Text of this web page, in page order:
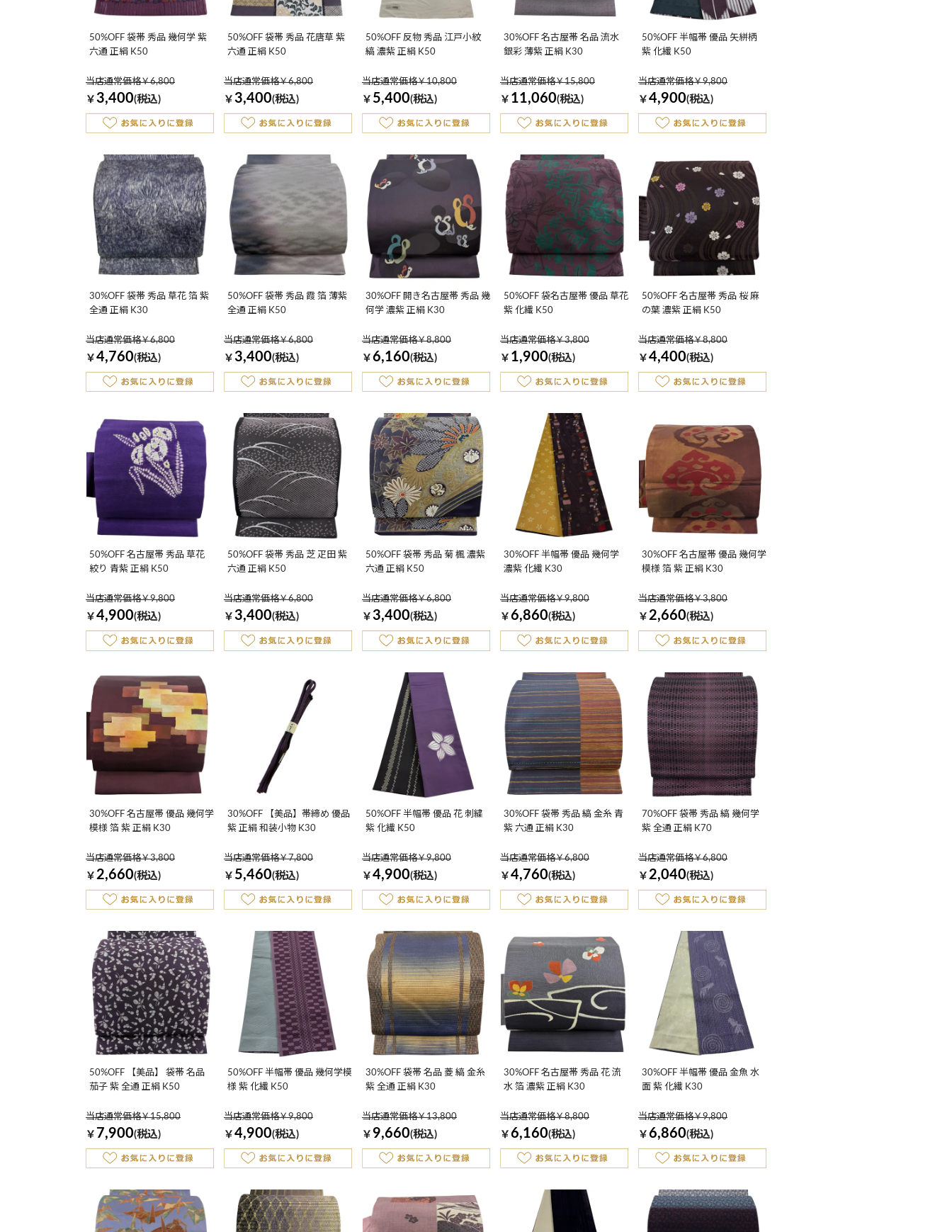
50%OFF 袋帯 秀品 幾何学 紫
六通 正絹 K50
当店通常価格￥6,800
￥ 3,400(税込)
50%OFF 袋帯 秀品 花唐草 紫
六通 正絹 K50
当店通常価格￥6,800
￥ 3,400(税込)
50%OFF 反物 秀品 江戸小紋
縞 濃紫 正絹 K50
当店通常価格￥10,800
￥ 5,400(税込)
30%OFF 名古屋帯 名品 流水
銀彩 薄紫 正絹 K30
当店通常価格￥15,800
￥ 11,060(税込)
50%OFF 半幅帯 優品 矢絣柄
紫 化繊 K50
当店通常価格￥9,800
￥ 4,900(税込)
30%OFF 袋帯 秀品 草花 箔 紫
全通 正絹 K30
当店通常価格￥6,800
￥ 4,760(税込)
50%OFF 袋帯 秀品 霞 箔 薄紫
全通 正絹 K50
当店通常価格￥6,800
￥ 3,400(税込)
30%OFF 開き名古屋帯 秀品 幾
何学 濃紫 正絹 K30
当店通常価格￥8,800
￥ 6,160(税込)
50%OFF 袋名古屋帯 優品 草花
紫 化繊 K50
当店通常価格￥3,800
￥ 1,900(税込)
50%OFF 名古屋帯 秀品 桜 麻
の葉 濃紫 正絹 K50
当店通常価格￥8,800
￥ 4,400(税込)
50%OFF 名古屋帯 秀品 草花
絞り 青紫 正絹 K50
当店通常価格￥9,800
￥ 4,900(税込)
50%OFF 袋帯 秀品 芝 疋田 紫
六通 正絹 K50
当店通常価格￥6,800
￥ 3,400(税込)
50%OFF 袋帯 秀品 菊 楓 濃紫
六通 正絹 K50
当店通常価格￥6,800
￥ 3,400(税込)
30%OFF 半幅帯 優品 幾何学
濃紫 化繊 K30
当店通常価格￥9,800
￥ 6,860(税込)
30%OFF 名古屋帯 優品 幾何学
模様 箔 紫 正絹 K30
当店通常価格￥3,800
￥ 2,660(税込)
30%OFF 名古屋帯 優品 幾何学
模様 箔 紫 正絹 K30
当店通常価格￥3,800
￥ 2,660(税込)
30%OFF 【美品】帯締め 優品
紫 正絹 和装小物 K30
当店通常価格￥7,800
￥ 5,460(税込)
50%OFF 半幅帯 優品 花 刺繍
紫 化繊 K50
当店通常価格￥9,800
￥ 4,900(税込)
30%OFF 袋帯 秀品 縞 金糸 青
紫 六通 正絹 K30
当店通常価格￥6,800
￥ 4,760(税込)
70%OFF 袋帯 秀品 縞 幾何学
紫 全通 正絹 K70
当店通常価格￥6,800
￥ 2,040(税込)
50%OFF 【美品】 袋帯 名品
茄子 紫 全通 正絹 K50
当店通常価格￥15,800
￥ 7,900(税込)
50%OFF 半幅帯 優品 幾何学模
様 紫 化繊 K50
当店通常価格￥9,800
￥ 4,900(税込)
30%OFF 袋帯 名品 菱 縞 金糸
紫 全通 正絹 K30
当店通常価格￥13,800
￥ 9,660(税込)
30%OFF 名古屋帯 秀品 花 流
水 箔 濃紫 正絹 K30
当店通常価格￥8,800
￥ 6,160(税込)
30%OFF 半幅帯 優品 金魚 水
面 紫 化繊 K30
当店通常価格￥9,800
￥ 6,860(税込)